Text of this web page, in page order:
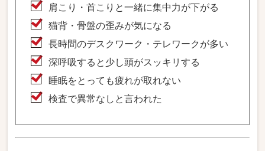
肩こり・首こりと一緒に集中力が下がる
猫背・骨盤の歪みが気になる
長時間のデスクワーク・テレワークが多い
深呼吸すると少し頭がスッキリする
睡眠をとっても疲れが取れない
検査で異常なしと言われた